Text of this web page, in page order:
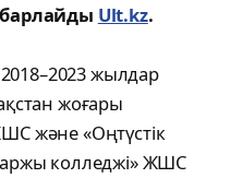
Ult.kz.
2018–2023 жылдар
жоғары
және «Оңтүстік
колледжі» ЖШС